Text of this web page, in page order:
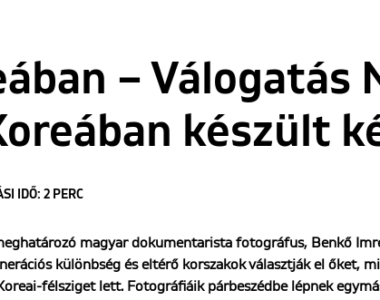
– Válogatás
készült
IDŐ: 2 PERC
magyar dokumentarista fotográfus, Benkő
különbség és eltérő korszakok választják el őket,
félsziget lett. Fotográfiáik párbeszédbe lépnek